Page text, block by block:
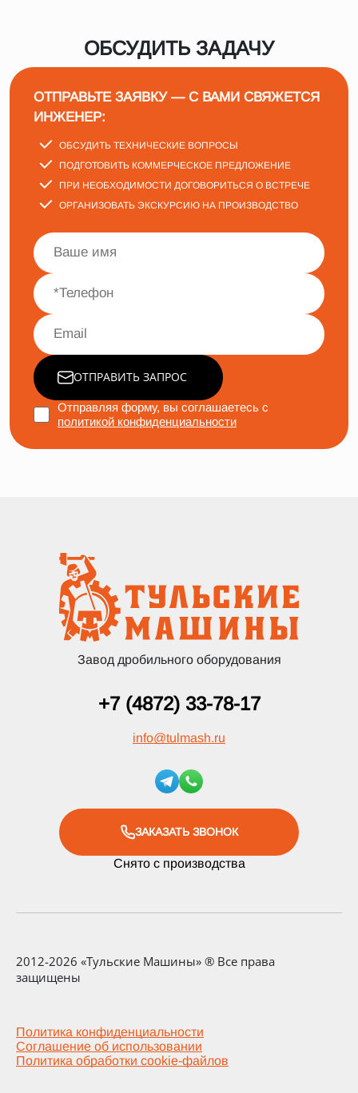
ОБСУДИТЬ ЗАДАЧУ
ОТПРАВЬТЕ ЗАЯВКУ — С ВАМИ СВЯЖЕТСЯ
ИНЖЕНЕР:
ОБСУДИТЬ ТЕХНИЧЕСКИЕ ВОПРОСЫ
ПОДГОТОВИТЬ КОММЕРЧЕСКОЕ ПРЕДЛОЖЕНИЕ
ПРИ НЕОБХОДИМОСТИ ДОГОВОРИТЬСЯ О ВСТРЕЧЕ
ОРГАНИЗОВАТЬ ЭКСКУРСИЮ НА ПРОИЗВОДСТВО
ОТПРАВИТЬ ЗАПРОС
Отправляя форму, вы соглашаетесь с
политикой конфиденциальности
Завод дробильного оборудования
+7 (4872) 33-78-17
info@tulmash.ru
ЗАКАЗАТЬ ЗВОНОК
Снято с производства
2012-2026 «Тульские Машины» ® Все права
защищены
Политика конфиденциальности
Соглашение об использовании
Политика обработки cookie-файлов